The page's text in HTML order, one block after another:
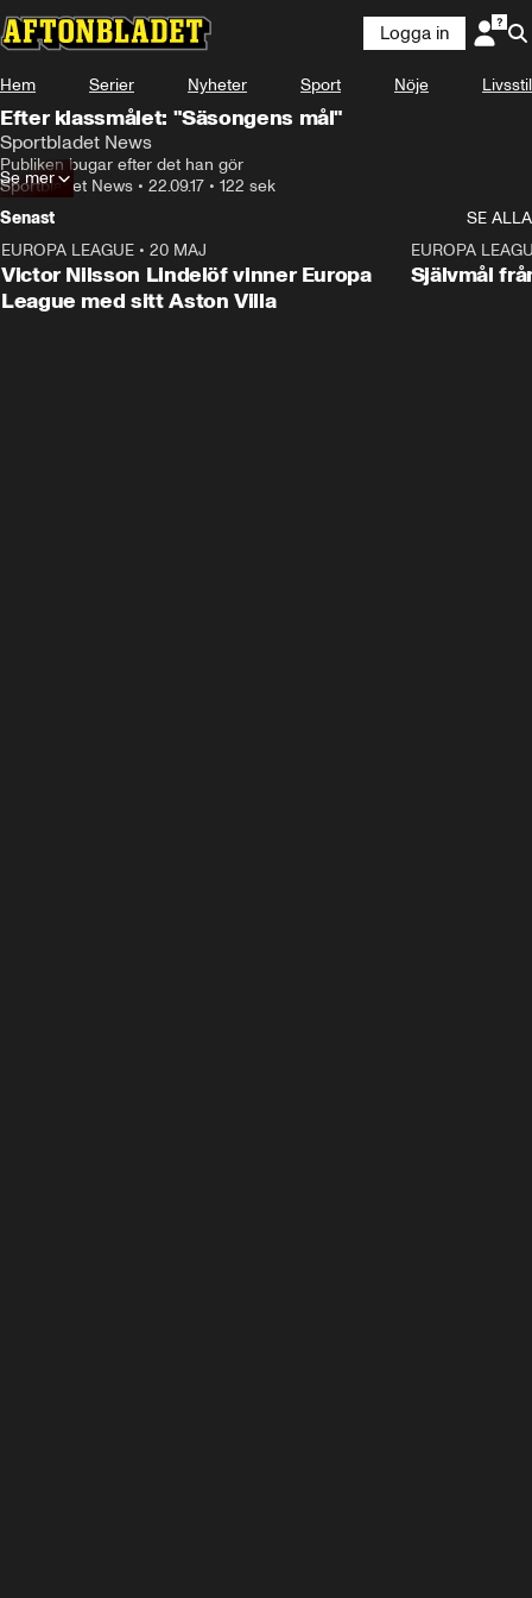
Logga in
Hem Serier Nyheter Sport Nöje Livsstil
Efter klassmålet: "Säsongens mål"
Sportbladet News
Publiken bugar efter det han gör
Sportbladet News • 22.09.17 • 122 sek
Se mer
Senast
SE ALLA
EUROPA LEAGUE • 20 MAJ
Victor Nilsson Lindelöf vinner Europa
League med sitt Aston Villa
EUROPA
Självmål